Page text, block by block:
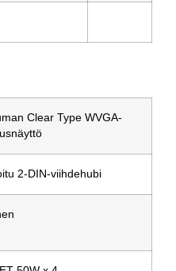
Clear Type WVGA-
2-DIN-viihdehubi